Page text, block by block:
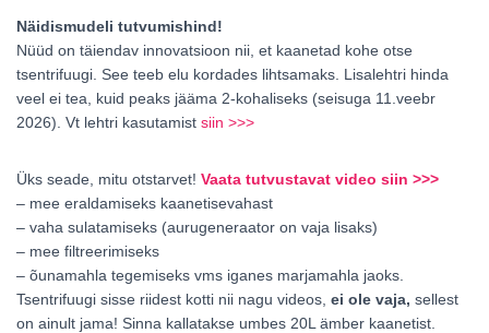
Näidismudeli tutvumishind!
Nüüd on täiendav innovatsioon nii, et kaanetad kohe otse
tsentrifuugi. See teeb elu kordades lihtsamaks. Lisalehtri hinda
veel ei tea, kuid peaks jääma 2-kohaliseks (seisuga 11.veebr
2026). Vt lehtri kasutamist siin >>>
Üks seade, mitu otstarvet! Vaata tutvustavat video siin >>>
– mee eraldamiseks kaanetisevahast
– vaha sulatamiseks (aurugeneraator on vaja lisaks)
– mee filtreerimiseks
– õunamahla tegemiseks vms iganes marjamahla jaoks.
Tsentrifuugi sisse riidest kotti nii nagu videos, ei ole vaja, sellest
on ainult jama! Sinna kallatakse umbes 20L ämber kaanetist.